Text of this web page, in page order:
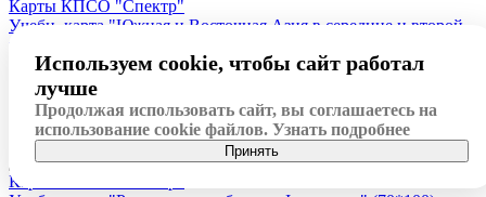
Карты КПСО "Спектр"
Учебн. карта "Южная и Восточная Азия в середине и второй
половине XIX вв." (100*140)
Подробнее
-14%
963 Р
Арт: 00002988
Р
доставка
Карты КПСО "Спектр"
Используем cookie, чтобы сайт работал
лучше
Продолжая использовать сайт, вы соглашаетесь на
использование cookie файлов. Узнать подробнее
Принять